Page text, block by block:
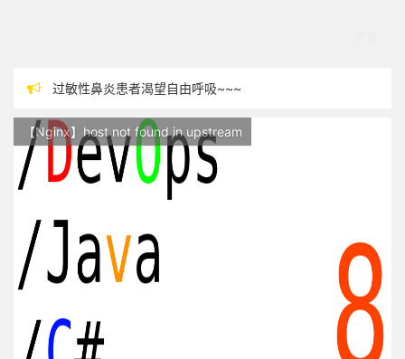
过敏性鼻炎患者渴望自由呼吸~~~
站点随时调整中，如果不能访问，请稍等片刻
反对日本核废水排海
【Nginx】host not found in upstream